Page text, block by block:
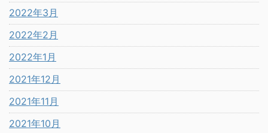
2022年3月
2022年2月
2022年1月
2021年12月
2021年11月
2021年10月